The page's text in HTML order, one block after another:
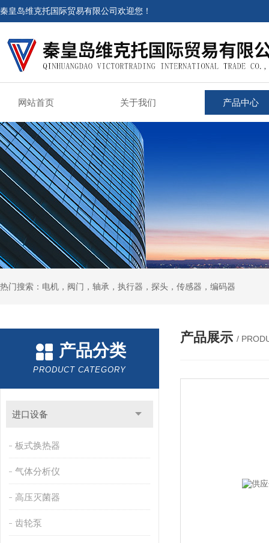
秦皇岛维克托国际贸易有限公司欢迎您！
网站首页 关于我们 产品中心
热门搜索：电机，阀门，轴承，执行器，探头，传感器，编码器
产品分类
PRODUCT CATEGORY
进口设备
板式换热器
气体分析仪
高压灭菌器
齿轮泵
产品展示 /